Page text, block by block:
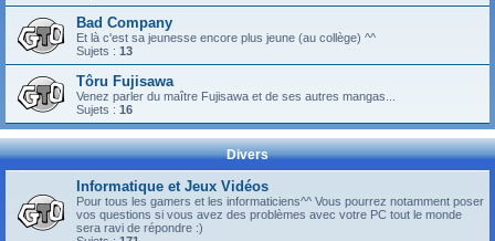
Bad Company
Et là c'est sa jeunesse encore plus jeune (au collège) ^^
Sujets : 13
Tôru Fujisawa
Venez parler du maître Fujisawa et de ses autres mangas...
Sujets : 16
Divers
Informatique et Jeux Vidéos
Pour tous les gamers et les informaticiens^^ Vous pourrez notamment poser
vos questions si vous avez des problèmes avec votre PC tout le monde
sera ravi de répondre :)